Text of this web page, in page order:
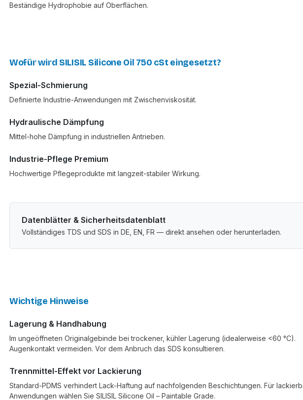
Beständige Hydrophobie auf Oberflächen.
Wofür wird SILISIL Silicone Oil 750 cSt eingesetzt?
Spezial-Schmierung
Definierte Industrie-Anwendungen mit Zwischenviskosität.
Hydraulische Dämpfung
Mittel-hohe Dämpfung in industriellen Antrieben.
Industrie-Pflege Premium
Hochwertige Pflegeprodukte mit langzeit-stabiler Wirkung.
Datenblätter & Sicherheitsdatenblatt
Vollständiges TDS und SDS in DE, EN, FR — direkt ansehen oder herunterladen.
Wichtige Hinweise
Lagerung & Handhabung
Im ungeöffneten Originalgebinde bei trockener, kühler Lagerung (idealerweise <60 °C).
Augenkontakt vermeiden. Vor dem Anbruch das SDS konsultieren.
Trennmittel-Effekt vor Lackierung
Standard-PDMS verhindert Lack-Haftung auf nachfolgenden Beschichtungen. Für
Anwendungen wählen Sie SILISIL Silicone Oil – Paintable Grade.